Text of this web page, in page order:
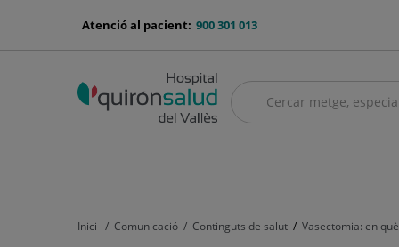
menu-
900 301 013
Atenció al pacient:
CercarCercar
Inici Comunicació Continguts de salut Vasectomia: en